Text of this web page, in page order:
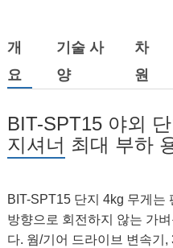
개
요
기술 사
양
차
원
BIT-SPT15 야외
지셔너 최대 부하
BIT-SPT15 단지 4kg 무게는
방향으로 회전하지 않는 가
다. 웜/기어 드라이브 변속기